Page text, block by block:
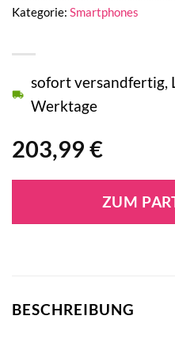
203,99 €
sofort versandfertig,
Werktage
ZUM
Kategorie: Smartphones
BESCHREIBUNG